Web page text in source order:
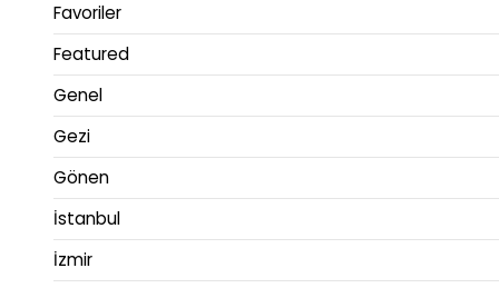
Favoriler
Featured
Genel
Gezi
Gönen
İstanbul
İzmir